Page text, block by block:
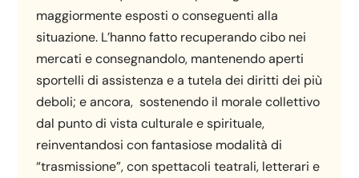
maggiormente esposti o conseguenti alla
situazione. L’hanno fatto recuperando cibo nei
mercati e consegnandolo, mantenendo aperti
sportelli di assistenza e a tutela dei diritti dei più
deboli; e ancora, sostenendo il morale collettivo
dal punto di vista culturale e spirituale,
reinventandosi con fantasiose modalità di
“trasmissione”, con spettacoli teatrali, letterari e